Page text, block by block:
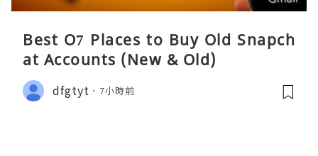
Best O7 Places to Buy Old Snapch
at Accounts (New & Old)
dfgtyt 7小時前